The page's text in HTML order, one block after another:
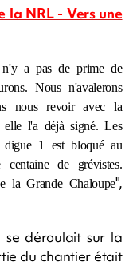
la NRL - Vers une
n'y a pas de prime de
Nous n'avalerons
nous revoir avec la
elle l'a déjà signé. Les
digue 1 est bloqué au
de grévistes.
la Grande Chaloupe",
se déroulait sur la
du chantier était